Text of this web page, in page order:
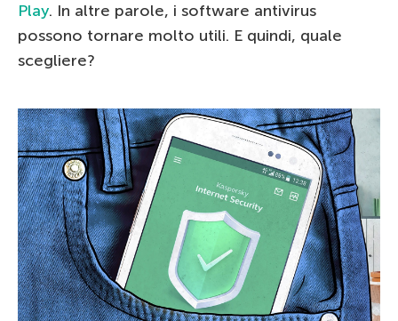
Play. In altre parole, i software antivirus
possono tornare molto utili. E quindi, quale
scegliere?